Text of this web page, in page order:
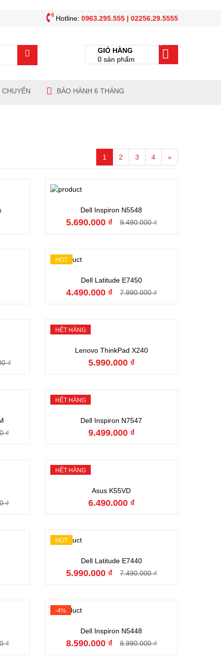
Hotline: 0963.295.555 | 02256.29.5555
GIỎ HÀNG
0 sản phẩm
BẢO HÀNH 6 THÁNG
1 2 3 4 »
Đặt hàng
Dell Inspiron N5548
5.690.000 ₫ 9.490.000 ₫
Đặt hàng
HOT
Dell Latitude E7450
4.490.000 ₫ 7.990.000 ₫
₫
Hết hàng
HẾT HÀNG
Lenovo ThinkPad X240
5.990.000 ₫
₫
Hết hàng
HẾT HÀNG
Dell Inspiron N7547
9.499.000 ₫
₫
Hết hàng
HẾT HÀNG
Asus K55VD
6.490.000 ₫
Đặt hàng
HOT
Dell Latitude E7440
5.990.000 ₫ 7.490.000 ₫
₫
Đặt hàng
-4%
Dell Inspiron N5448
8.590.000 ₫ 8.990.000 ₫